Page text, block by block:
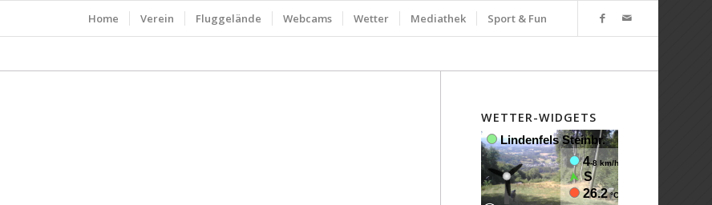
Home Verein Fluggelände Webcams Wetter Mediathek Sport & Fun
WETTER-WIDGETS